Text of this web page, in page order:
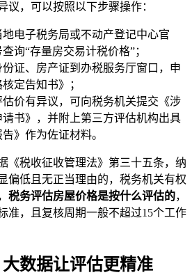
议，可以按照以下步骤操作：
地电子税务局或不动产登记中心官
询“存量房交易计税价格”；
份证、房产证到办税服务厅窗口，申
定告知书》；
估价有异议，可向税务机关提交《涉
书》，并附上第三方评估机构出具
》作为佐证材料。
《税收征收管理法》第三十五条，纳
偏低且无正当理由的，税务机关有权
税务评估房屋价格是按什么评估的，
准，且复核周期一般不超过15个工作
数据让评估更精准